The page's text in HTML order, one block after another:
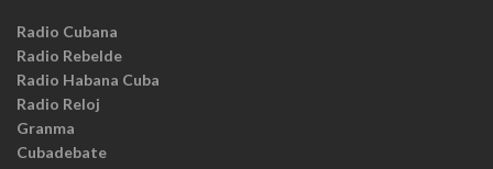
Radio Cubana
Radio Rebelde
Radio Habana Cuba
Radio Reloj
Granma
Cubadebate